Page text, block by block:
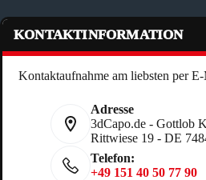
KONTAKTINFORMATION
Kontaktaufnahme am liebsten per
Adresse
3dCapo.de - Gottlob
Rittwiese 19 - DE
Telefon:
+49 151 40 50 77 90